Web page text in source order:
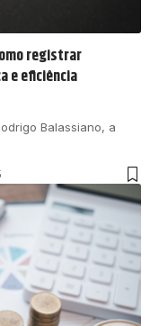
registrar
e eficiência
Balassiano, a